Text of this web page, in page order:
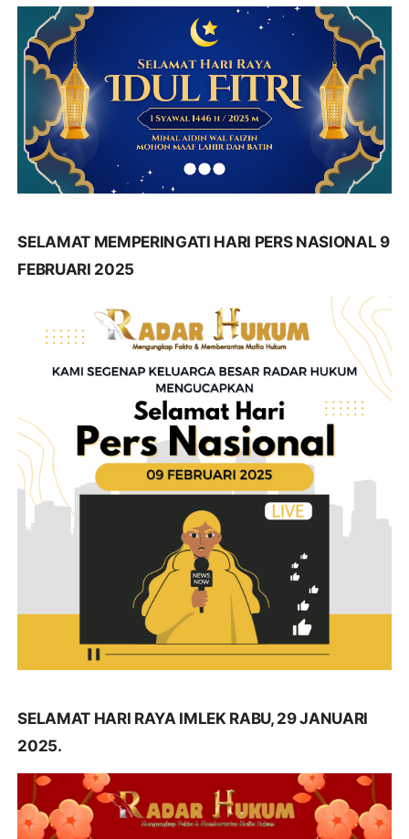
SELAMAT MEMPERINGATI HARI PERS NASIONAL 9
FEBRUARI 2025
SELAMAT HARI RAYA IMLEK RABU, 29 JANUARI
2025.